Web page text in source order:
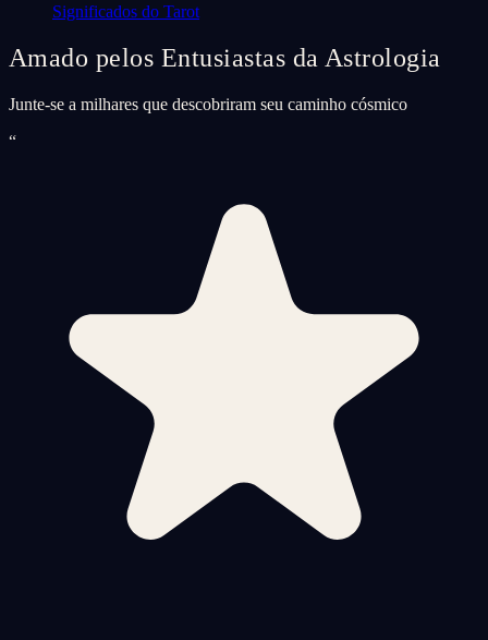
Significados do Tarot
Amado pelos Entusiastas da Astrologia
Junte-se a milhares que descobriram seu caminho cósmico
“